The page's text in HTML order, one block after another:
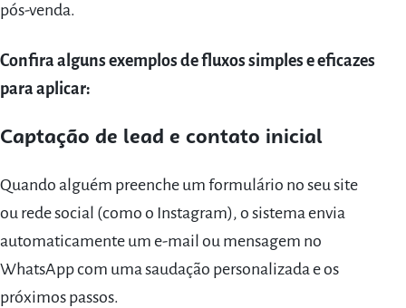
pós-venda.
Confira alguns exemplos de fluxos simples e eficazes
para aplicar:
Captação de lead e contato inicial
Quando alguém preenche um formulário no seu site
ou rede social (como o Instagram), o sistema envia
automaticamente um e-mail ou mensagem no
WhatsApp com uma saudação personalizada e os
próximos passos.